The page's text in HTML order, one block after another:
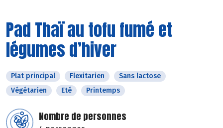
Pad Thaï au tofu fumé et
légumes d’hiver
Plat principal Flexitarien
Sans lactose
Végétarien
Eté Printemps
Nombre de personnes